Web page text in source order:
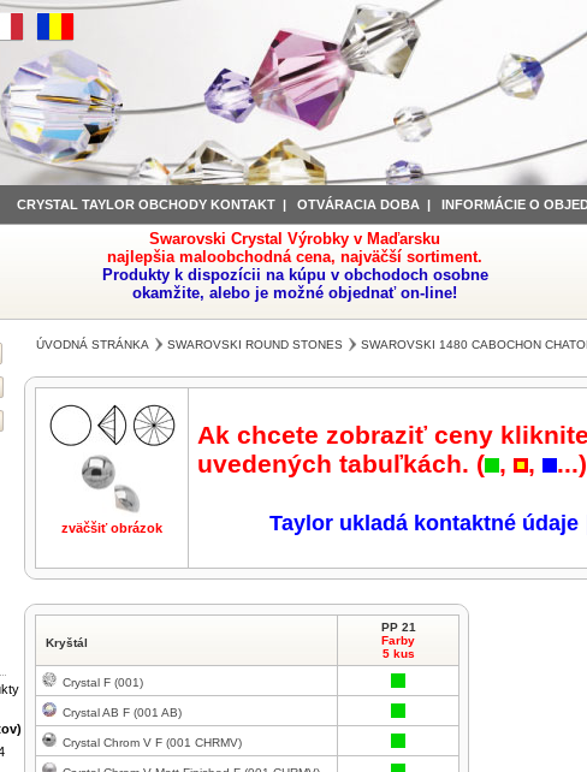
CRYSTAL TAYLOR OBCHODY KONTAKT| OTVÁRACIA DOBA | INFORMÁCIE O
Swarovski Crystal Výrobky v Maďarsku
najlepšia maloobchodná cena, najväčší sortiment.
Produkty k dispozícii na kúpu v obchodoch osobne
okamžite, alebo je možné objednať on-line!
ÚVODNÁ STRÁNKA SWAROVSKI ROUND STONES SWAROVSKI 1480 CABOCHON
zväčšiť obrázok zväčšiť obrázok zväčšiť obrázok zväčšiť obrázok
Ak chcete zobraziť ceny
uvedených tabuľkách. ( , , ...)
Taylor ukladá kontaktné údaje
Kryštál
PP 21
Farby
5 kus
Crystal F (001)
Crystal AB F (001 AB)
Crystal Chrom V F (001 CHRMV)